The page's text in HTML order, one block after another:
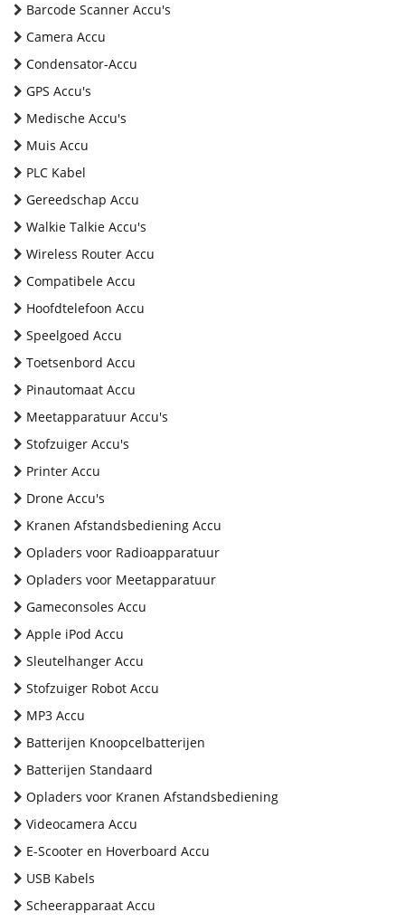
Barcode Scanner Accu's
Camera Accu
Condensator-Accu
GPS Accu's
Medische Accu's
Muis Accu
PLC Kabel
Gereedschap Accu
Walkie Talkie Accu's
Wireless Router Accu
Compatibele Accu
Hoofdtelefoon Accu
Speelgoed Accu
Toetsenbord Accu
Pinautomaat Accu
Meetapparatuur Accu's
Stofzuiger Accu's
Printer Accu
Drone Accu's
Kranen Afstandsbediening Accu
Opladers voor Radioapparatuur
Opladers voor Meetapparatuur
Gameconsoles Accu
Apple iPod Accu
Sleutelhanger Accu
Stofzuiger Robot Accu
MP3 Accu
Batterijen Knoopcelbatterijen
Batterijen Standaard
Opladers voor Kranen Afstandsbediening
Videocamera Accu
E-Scooter en Hoverboard Accu
USB Kabels
Scheerapparaat Accu